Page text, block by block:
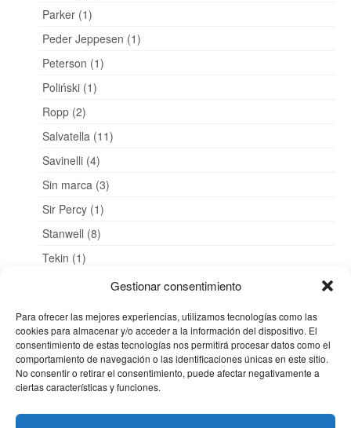
Gestionar consentimiento
Para ofrecer las mejores experiencias, utilizamos tecnologías como las
cookies para almacenar y/o acceder a la información del dispositivo. El
consentimiento de estas tecnologías nos permitirá procesar datos como el
comportamiento de navegación o las identificaciones únicas en este sitio.
No consentir o retirar el consentimiento, puede afectar negativamente a
ciertas características y funciones.
Parker (1)
Peder Jeppesen (1)
Peterson (1)
Poliński (1)
Ropp (2)
Salvatella (11)
Savinelli (4)
Sin marca (3)
Sir Percy (1)
Stanwell (8)
Tekin (1)
Zenith (1)
Zona de descargas (1)